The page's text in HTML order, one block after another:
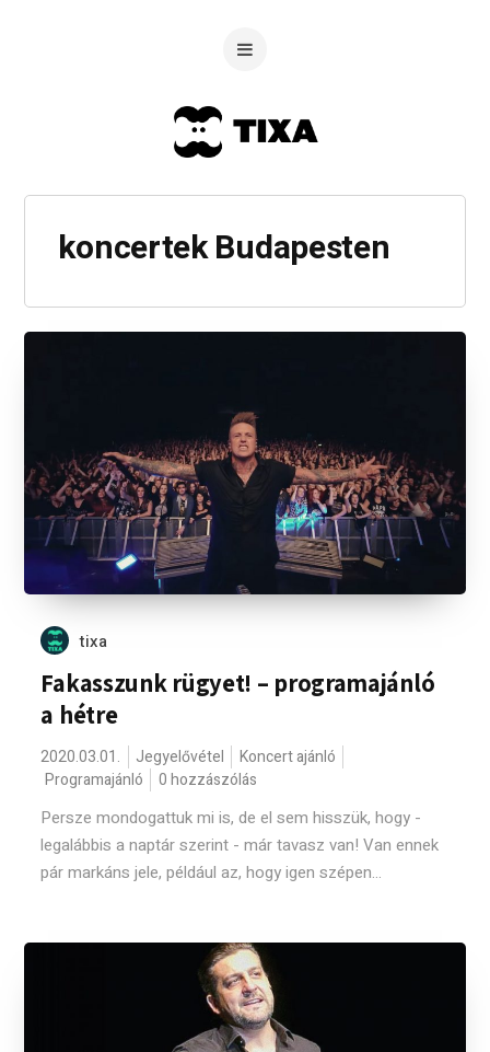
koncertek Budapesten
tixa
Fakasszunk rügyet! – programajánló
a hétre
2020.03.01. Jegyelővétel
Koncert ajánló
Programajánló
0 hozzászólás
Persze mondogattuk mi is, de el sem hisszük, hogy -
legalábbis a naptár szerint - már tavasz van! Van ennek
pár markáns jele, például az, hogy igen szépen...